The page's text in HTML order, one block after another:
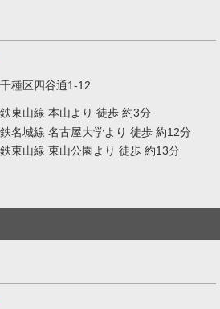
種区四谷通1-12
東山線 本山より 徒歩 約3分
名城線 名古屋大学より 徒歩 約12分
東山線 東山公園より 徒歩 約13分